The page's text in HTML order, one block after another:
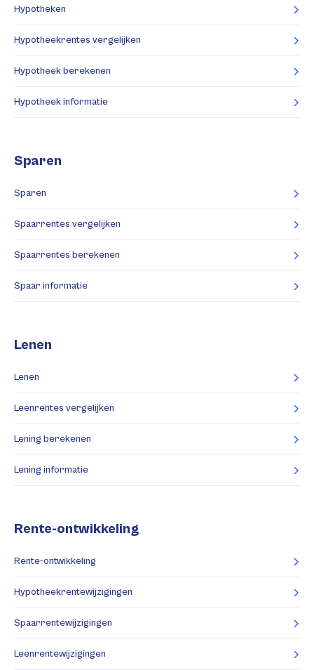
Hypotheken
Hypotheekrentes vergelijken
Hypotheek berekenen
Hypotheek informatie
Sparen
Sparen
Spaarrentes vergelijken
Spaarrentes berekenen
Spaar informatie
Lenen
Lenen
Leenrentes vergelijken
Lening berekenen
Lening informatie
Rente-ontwikkeling
Rente-ontwikkeling
Hypotheekrentewijzigingen
Spaarrentewijzigingen
Leenrentewijzigingen